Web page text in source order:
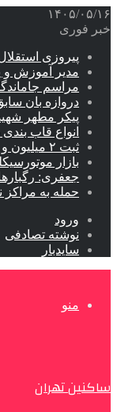
۱۴۰۵/۰۵/۱۶
خبر فوری
پیروزی
مدیر آموزش و پرورش دیّر: ۲۰
مراسم
دروازه بان
پیکر مطهر
انواع قاب
ثبت ۲ میلیون و ۵۱۷ هزار تردد در محورهای مواصلاتی همدان در ایام اربعین
بازار
جعفری:
حمله به
ورود
نوشته تصادفی
سایدبار
منو
ساکنین تهران